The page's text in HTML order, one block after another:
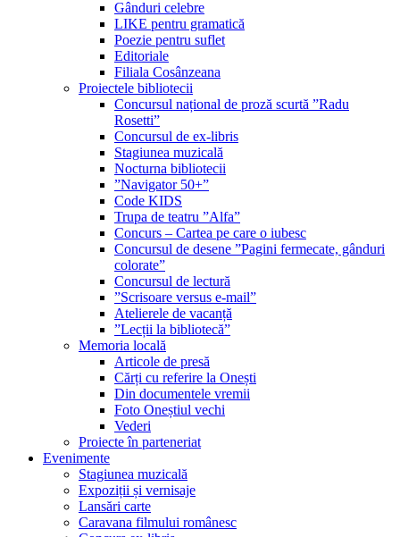
Gânduri celebre
LIKE pentru gramatică
Poezie pentru suflet
Editoriale
Filiala Cosânzeana
Proiectele bibliotecii
Concursul național de proză scurtă ”Radu
Rosetti”
Concursul de ex-libris
Stagiunea muzicală
Nocturna bibliotecii
”Navigator 50+”
Code KIDS
Trupa de teatru ”Alfa”
Concurs – Cartea pe care o iubesc
Concursul de desene ”Pagini fermecate, gânduri
colorate”
Concursul de lectură
”Scrisoare versus e-mail”
Atelierele de vacanță
”Lecții la bibliotecă”
Memoria locală
Articole de presă
Cărți cu referire la Onești
Din documentele vremii
Foto Oneștiul vechi
Vederi
Proiecte în parteneriat
Evenimente
Stagiunea muzicală
Expoziții și vernisaje
Lansări carte
Caravana filmului românesc